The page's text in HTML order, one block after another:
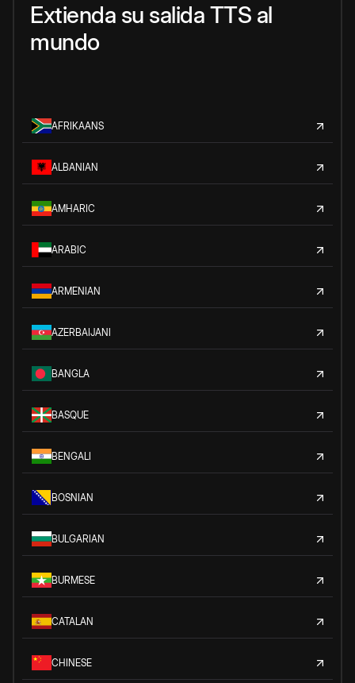
Extienda su salida TTS al
mundo
AFRIKAANS
ALBANIAN
AMHARIC
ARABIC
ARMENIAN
AZERBAIJANI
BANGLA
BASQUE
BENGALI
BOSNIAN
BULGARIAN
BURMESE
CATALAN
CHINESE